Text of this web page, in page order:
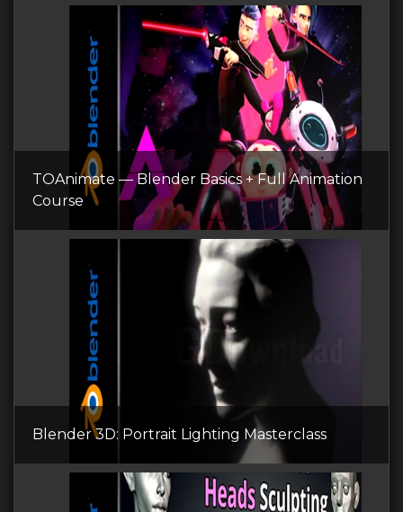
TOAnimate — Blender Basics + Full Animation
Course
Blender 3D: Portrait Lighting Masterclass